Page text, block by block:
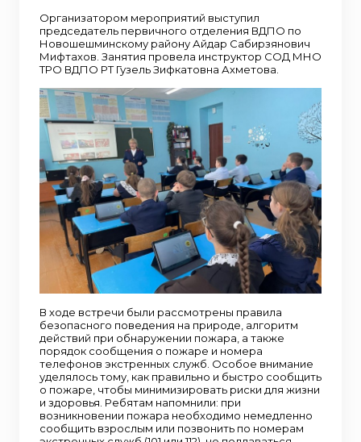
Организатором мероприятий выступил
председатель первичного отделения ВДПО по
Новошешминскому району Айдар Сабирзянович
Мифтахов. Занятия провела инструктор СОД МНО
ТРО ВДПО РТ Гузель Зифкатовна Ахметова.
В ходе встречи были рассмотрены правила
безопасного поведения на природе, алгоритм
действий при обнаружении пожара, а также
порядок сообщения о пожаре и номера
телефонов экстренных служб. Особое внимание
уделялось тому, как правильно и быстро сообщить
о пожаре, чтобы минимизировать риски для жизни
и здоровья. Ребятам напомнили: при
возникновении пожара необходимо немедленно
сообщить взрослым или позвонить по номерам